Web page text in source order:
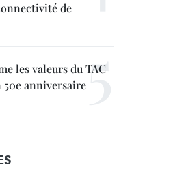
de
les valeurs du TAC
50e anniversaire